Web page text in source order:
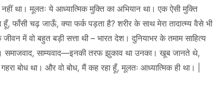
था। मूलतः ये आध्यात्मिक मुक्ति का अभियान था। एक ऐसी मुक्ति
फाँसी चढ़ जाऊँ, क्या फर्क पड़ता है? शरीर के साथ मेरा तादात्म्य वैसे भी
में वो बहुत बड़ी सत्ता थी – भारत देश। दुनियाभर के तमाम साहित्य
समाजवाद, साम्यवाद—इनकी तरफ झुकाव था उनका। खूब जानते थे,
बोध था। और वो बोध, मैं कह रहा हूँ, मूलतः आध्यात्मिक ही था। |